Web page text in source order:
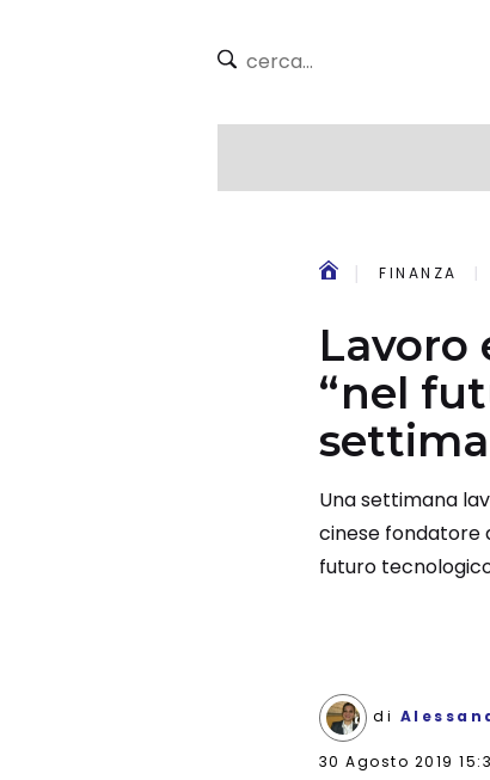
FINANZA
Lavoro
“nel
Una settimana
cinese fondatore
futuro
di
30 Agosto 2019